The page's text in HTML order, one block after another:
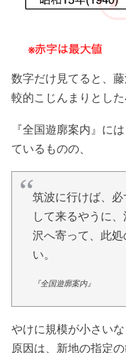
数字だけ見てると、
較的こじんまりとし
『全国遊廓案内』に
ているものの、
筑波に行けば、
して来るやうに
沢へ寄って、此
い。
『全国遊廓案内』
やけに規模が小さいな
原因は、新地の指定